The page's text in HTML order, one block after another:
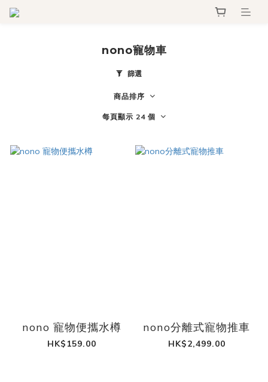
nono寵物車
篩選
商品排序
每頁顯示 24 個
nono 寵物便攜水樽
HK$159.00
nono分離式寵物推車
HK$2,499.00